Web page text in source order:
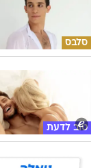
סלבס
טוב לדעת